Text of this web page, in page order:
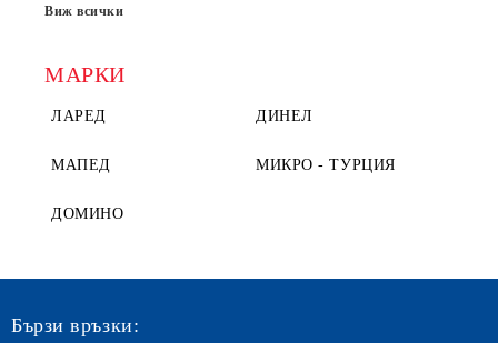
Виж всички
МАРКИ
ЛАРЕД ДИНЕЛ
МАПЕД МИКРО - ТУРЦИЯ
ДОМИНО
Бързи връзки: